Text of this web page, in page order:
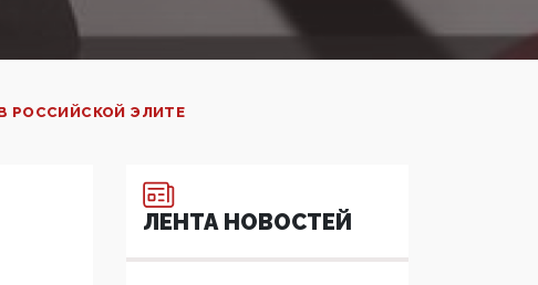
РОССИЙСКОЙ ЭЛИТЕ
ЛЕНТА НОВОСТЕЙ